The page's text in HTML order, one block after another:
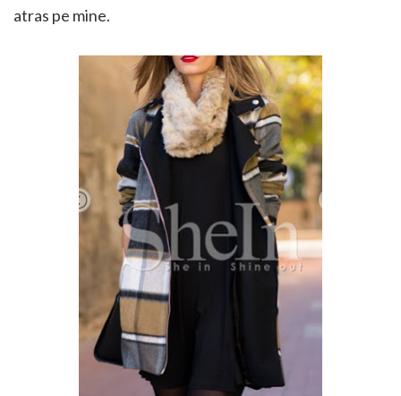
atras pe mine.